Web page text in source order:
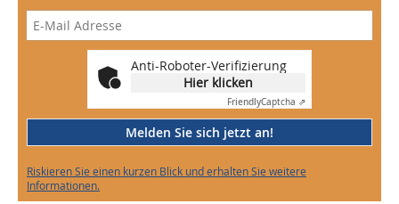
Anti-Roboter-Verifizierung
Hier klicken
FriendlyCaptcha ⇗
Melden Sie sich jetzt an!
Riskieren Sie einen kurzen Blick und erhalten Sie weitere
Informationen.